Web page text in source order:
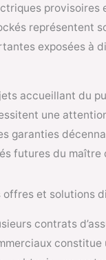
provisoires
représentent
exposées à
accueillant du
une
garanties
futures du maître
offres et solutions
contrats
constitue